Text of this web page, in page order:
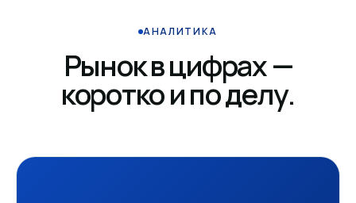
АНАЛИТИКА
Рынок в цифрах —
коротко и по делу.